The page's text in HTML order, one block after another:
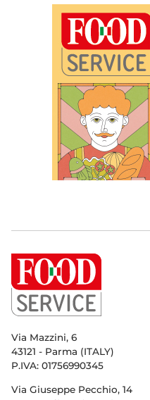
Via Mazzini, 6
43121 - Parma (ITALY)
P.IVA: 01756990345
Via Giuseppe Pecchio, 14